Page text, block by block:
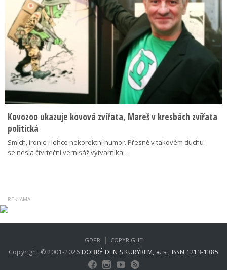
Kovozoo ukazuje kovová zvířata, Mareš v kresbách zvířata
politická
Smích, ironie i lehce nekorektní humor. Přesně v takovém duchu
se nesla čtvrteční vernisáž výtvarníka…
Copyright © 2001-2026 DOBRÝ DEN S KURÝREM, a. s., ISSN 1213-1385
GDPR | COPYRIGHT